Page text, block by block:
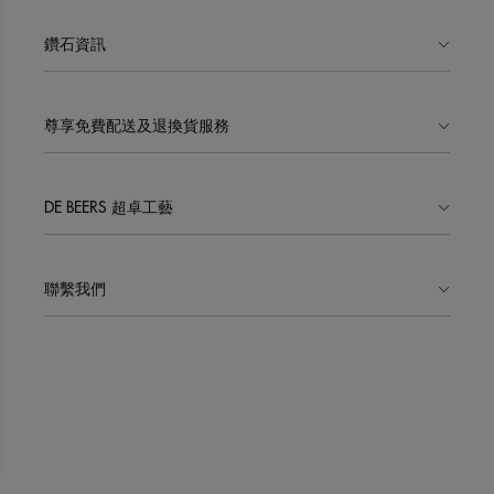
鑽石資訊
尊享免費配送及退換貨服務
DE BEERS 超卓工藝
聯繫我們